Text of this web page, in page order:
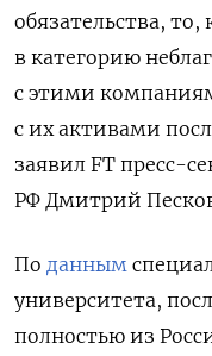
обязательства,
в категорию
с этими
с их активами
заявил FT пресс-
РФ Дмитрий
По данным
университета,
полностью из